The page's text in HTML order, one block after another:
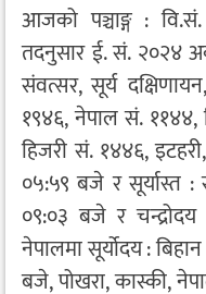
आजको पञ्चाङ्ग :
तदनुसार ई. सं. २०२४
संवत्सर, सूर्य
१९४६, नेपाल सं. ११४४,
हिजरी सं. १४४६,
०५:५९ बजे र सूर्यास्त :
०९:०३ बजे र
नेपालमा सूर्योदय :
बजे, पोखरा, कास्की,